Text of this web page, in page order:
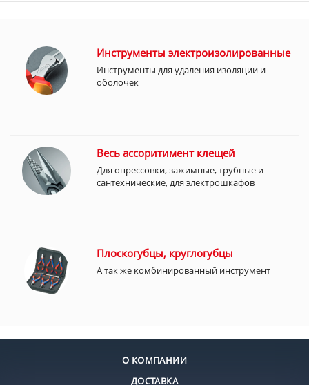
Инструменты электроизолированные
Инструменты для удаления изоляции и
оболочек
Весь ассоритимент клещей
Для опрессовки, зажимные, трубные и
сантехнические, для электрошкафов
Плоскогубцы, круглогубцы
А так же комбинированный инструмент
О КОМПАНИИ
ДОСТАВКА